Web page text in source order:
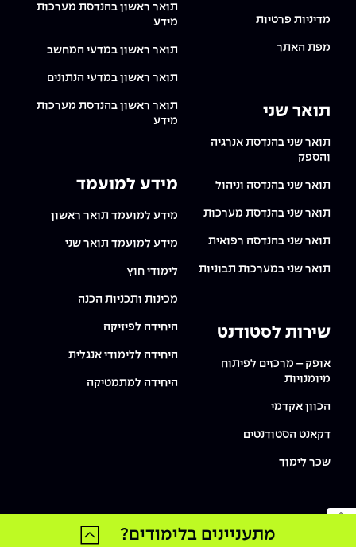
מעבר למצב נגיש
מדיניות פרטיות
מפת האתר
תואר שני
תואר שני בהנדסת אנרגיה
והספק
תואר שני בהנדסה וניהול
תואר שני בהנדסת מערכות
תואר שני בהנדסה רפואית
תואר שני במערכות תבוניות
שירות לסטודנט
אופק – מרכזים לפיתוח
מיומנויות
הכוון אקדמי
דקאנט הסטודנטים
שכר לימוד
תואר ראשון בהנדסת מערכות
מידע
תואר ראשון במדעי המחשב
תואר ראשון במדעי הנתונים
תואר ראשון בהנדסת מערכות
מידע
מידע למועמד
מידע למועמד תואר ראשון
מידע למועמד תואר שני
לימודי חוץ
מכינות ותכניות הכנה
היחידה לפיזיקה
היחידה ללימודי אנגלית
היחידה למתמטיקה
מתעניינים בלימודים?